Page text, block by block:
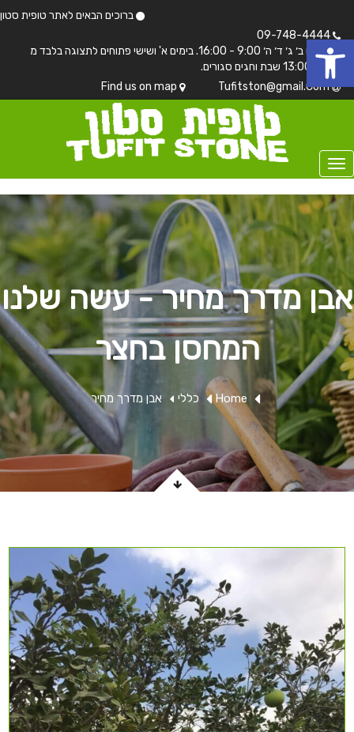
ברוכים הבאים לאתר טופית סטון
בימים ב׳ ג׳ ד׳ ה׳ 9:00 - 16:00. בימים א' ושישי פתוחים לתצוגה בלבד מ
7:00 - 13:00 שבת וחגים סגורים.
Tufitston@gmail.Com
אבן מדרך מחיר - עשה שלנו
המחסן בחצר
Home כללי אבן מדרך מחיר